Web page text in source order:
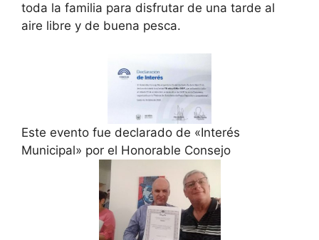
toda la familia para disfrutar de una tarde al
aire libre y de buena pesca.
Este evento fue declarado de «Interés
Municipal» por el Honorable Consejo